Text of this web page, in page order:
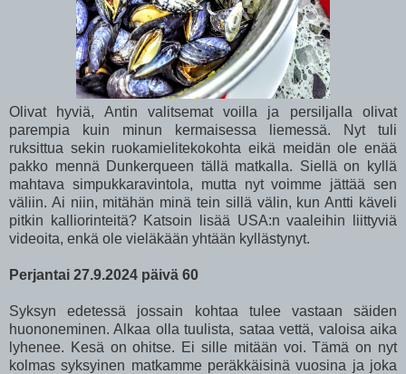
Olivat hyviä, Antin valitsemat voilla ja persiljalla olivat
parempia kuin minun kermaisessa liemessä. Nyt tuli
ruksittua sekin ruokamielitekokohta eikä meidän ole enää
pakko mennä Dunkerqueen tällä matkalla. Siellä on kyllä
mahtava simpukkaravintola, mutta nyt voimme jättää sen
väliin. Ai niin, mitähän minä tein sillä välin, kun Antti käveli
pitkin kalliorinteitä? Katsoin lisää USA:n vaaleihin liittyviä
videoita, enkä ole vieläkään yhtään kyllästynyt.
Perjantai 27.9.2024 päivä 60
Syksyn edetessä jossain kohtaa tulee vastaan säiden
huononeminen. Alkaa olla tuulista, sataa vettä, valoisa aika
lyhenee. Kesä on ohitse. Ei sille mitään voi. Tämä on nyt
kolmas syksyinen matkamme peräkkäisinä vuosina ja joka